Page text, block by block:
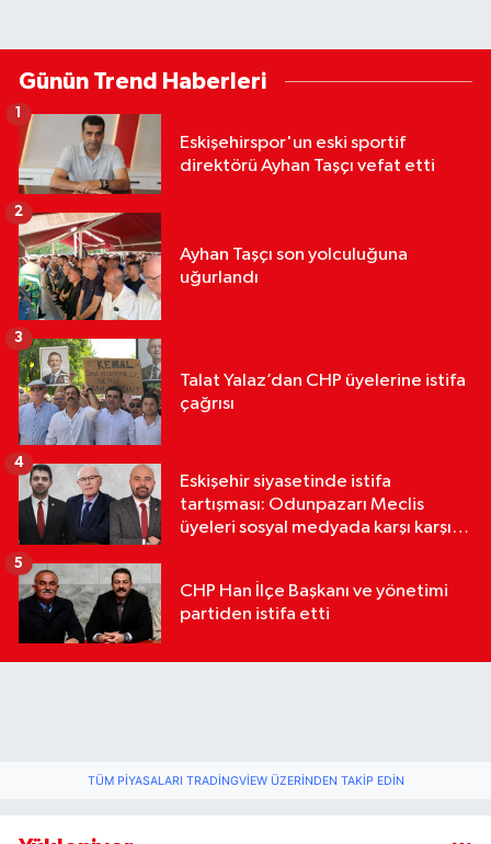
Günün Trend Haberleri
Eskişehirspor'un eski sportif
direktörü Ayhan Taşçı vefat etti
Ayhan Taşçı son yolculuğuna
uğurlandı
2
Talat Yalaz’dan CHP üyelerine istifa
çağrısı
3
Eskişehir siyasetinde istifa
tartışması: Odunpazarı Meclis
üyeleri sosyal medyada karşı karşıya
4
CHP Han İlçe Başkanı ve yönetimi
partiden istifa etti
5
TÜM PIYASALARI TRADINGVIEW ÜZERINDEN TAKIP EDIN